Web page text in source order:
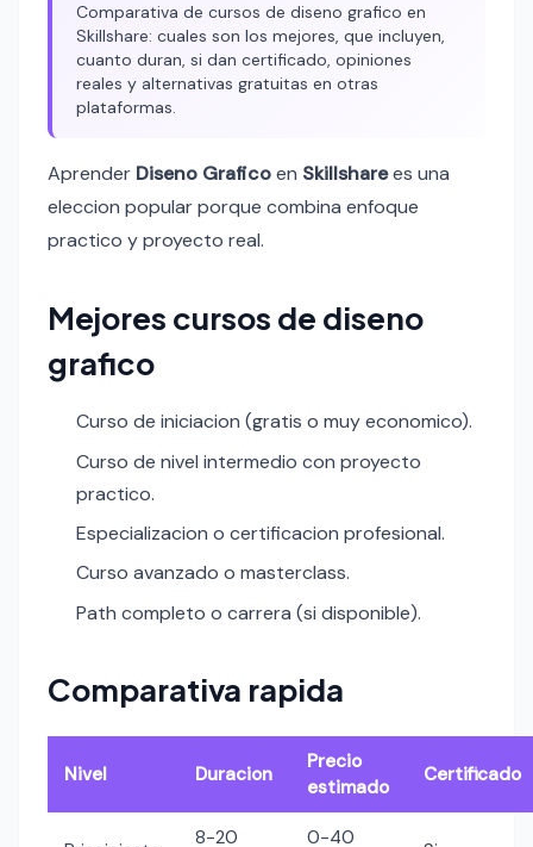
Comparativa de cursos de diseno grafico en
Skillshare: cuales son los mejores, que incluyen,
cuanto duran, si dan certificado, opiniones
reales y alternativas gratuitas en otras
plataformas.
Aprender Diseno Graficoen Skillsharees una
eleccion popular porque combina enfoque
practico y proyecto real.
Mejores cursos de diseno
grafico
Curso de iniciacion (gratis o muy economico).
Curso de nivel intermedio con proyecto
practico.
Especializacion o certificacion profesional.
Curso avanzado o masterclass.
Path completo o carrera (si disponible).
Comparativa rapida
Nivel Duracion
Precio
estimado
Certificado
8-20
0-40